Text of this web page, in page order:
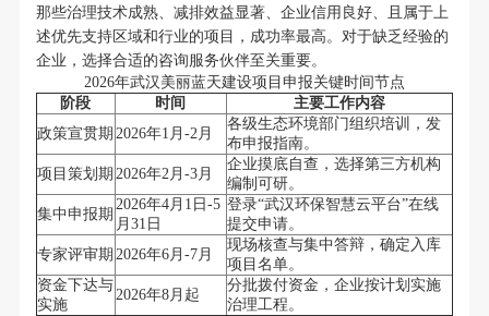
那些治理技术成熟、减排效益显著、企业信用良好、且属于上
述优先支持区域和行业的项目，成功率最高。对于缺乏经验的
企业，选择合适的咨询服务伙伴至关重要。
2026年武汉美丽蓝天建设项目申报关键时间节点
阶段
时间
主要工作内容
政策宣贯期 2026年1月-2月
各级生态环境部门组织培训，发
布申报指南。
项目策划期 2026年2月-3月
企业摸底自查，选择第三方机构
编制可研。
集中申报期
2026年4月1日-5
月31日
登录“武汉环保智慧云平台”在线
提交申请。
专家评审期 2026年6月-7月
现场核查与集中答辩，确定入库
项目名单。
资金下达与
实施
2026年8月起
分批拨付资金，企业按计划实施
治理工程。